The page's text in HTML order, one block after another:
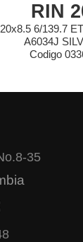
RIN
6/139.7
A6034J
Codigo
35